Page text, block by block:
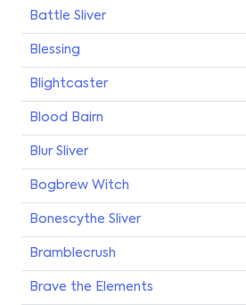
Battle Sliver
Blessing
Blightcaster
Blood Bairn
Blur Sliver
Bogbrew Witch
Bonescythe Sliver
Bramblecrush
Brave the Elements